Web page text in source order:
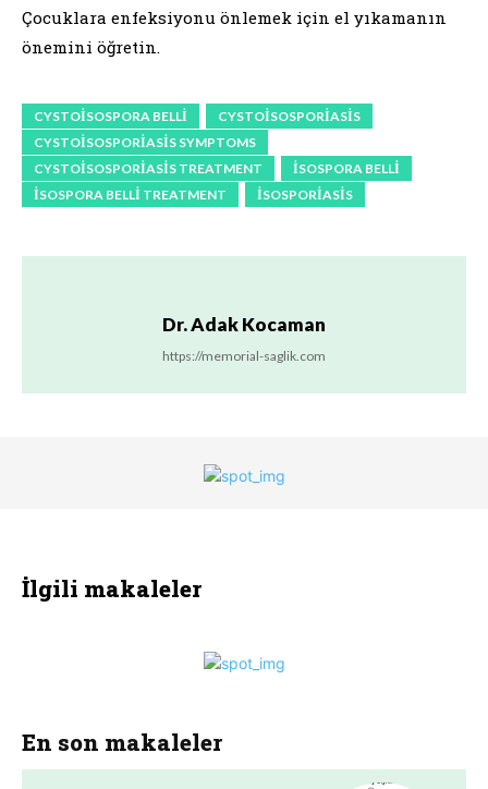
Çocuklara enfeksiyonu önlemek için el yıkamanın
önemini öğretin.
CYSTOISOSPORA BELLI
CYSTOISOSPORIASIS
CYSTOISOSPORIASIS SYMPTOMS
CYSTOISOSPORIASIS TREATMENT
ISOSPORA BELLI
ISOSPORA BELLI TREATMENT
ISOSPORIASIS
Dr. Adak Kocaman
https://memorial-saglik.com
İlgili makaleler
En son makaleler